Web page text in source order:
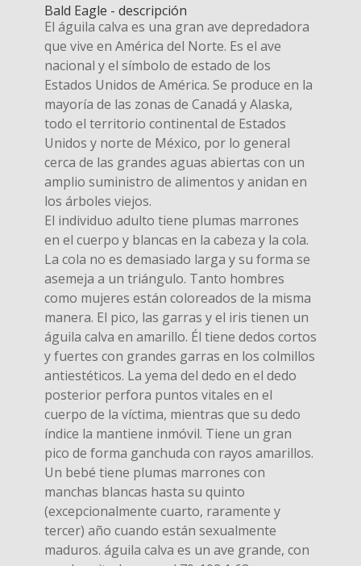
Bald Eagle - descripción
El águila calva es una gran ave depredadora
que vive en América del Norte. Es el ave
nacional y el símbolo de estado de los
Estados Unidos de América. Se produce en la
mayoría de las zonas de Canadá y Alaska,
todo el territorio continental de Estados
Unidos y norte de México, por lo general
cerca de las grandes aguas abiertas con un
amplio suministro de alimentos y anidan en
los árboles viejos.
El individuo adulto tiene plumas marrones
en el cuerpo y blancas en la cabeza y la cola.
La cola no es demasiado larga y su forma se
asemeja a un triángulo. Tanto hombres
como mujeres están coloreados de la misma
manera. El pico, las garras y el iris tienen un
águila calva en amarillo. Él tiene dedos cortos
y fuertes con grandes garras en los colmillos
antiestéticos. La yema del dedo en el dedo
posterior perfora puntos vitales en el
cuerpo de la víctima, mientras que su dedo
índice la mantiene inmóvil. Tiene un gran
pico de forma ganchuda con rayos amarillos.
Un bebé tiene plumas marrones con
manchas blancas hasta su quinto
(excepcionalmente cuarto, raramente y
tercer) año cuando están sexualmente
maduros. águila calva es un ave grande, con